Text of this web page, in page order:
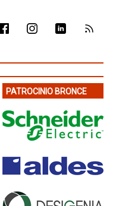
PATROCINIO BRONCE